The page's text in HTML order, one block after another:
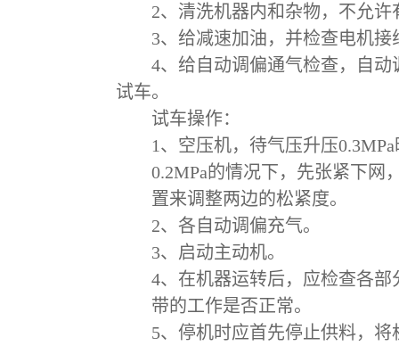
2、清洗机器内和杂物，不允
3、给减速加油，并检查电机接
4、给自动调偏通气检查，自
试车。
试车操作：
1 、空压机，待气压升压0.3MPa
0.2MPa的情况下，先张紧下网
置来调整两边的松紧度。
2、各自动调偏充气。
3、启动主动机。
4、在机器运转后，应检查各
带的工作是否正常。
5、停机时应首先停止供料，